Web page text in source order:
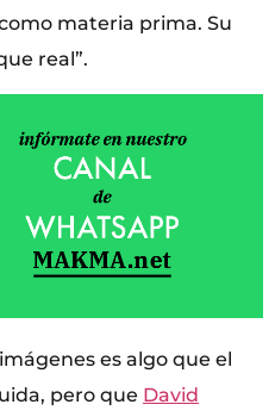
materia prima. Su
real”.
es algo que el
pero que David